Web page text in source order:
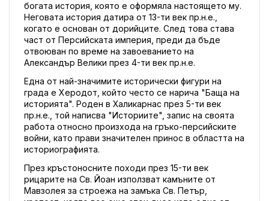
богата история, която е оформяла настоящето му.
Неговата история датира от 13-ти век пр.н.е.,
когато е основан от дорийците. След това става
част от Персийската империя, преди да бъде
отвоюван по време на завоеванието на
Александър Велики през 4-ти век пр.н.е.
Една от най-значимите исторически фигури на
града е Херодот, който често се нарича "Баща на
историята". Роден в Халикарнас през 5-ти век
пр.н.е., той написва "Историите", запис на своята
работа относно произхода на гръко-персийските
войни, като прави значителен принос в областта на
историографията.
През кръстоносните походи през 15-ти век
рицарите на Св. Йоан използват камъните от
Мавзолея за строежа на замъка Св. Петър,